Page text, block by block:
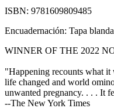
ISBN: 9781609809485
Encuadernación: Tapa blanda
WINNER OF THE 2022
"Happening recounts what
life changed and world
unwanted pregnancy. . . . It
--The New York Times